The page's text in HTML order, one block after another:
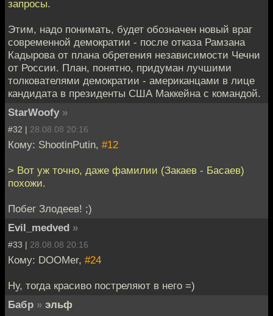
запросы.
Этим, надо понимать, будет обозначен новый враг
современной демократии - после отказа Рамзана
Кадырова от плана обретения независимости Чечни
от России. План, понятно, придуман лучшими
толкователями демократии - американцами в лице
кандидата в президенты США Маккейна с командой.
StarWoofy »
#32 | 28.08.08 20:16
Кому: ShootinPutin, #12
> Вот уж точно, даже фамилии (Закаев - Басаев)
похожи.
Побег Злодеев! ;)
Evil_medved »
#33 | 28.08.08 20:16
Кому: DOOMer, #24
Ну, тогда красиво постреляют в него =)
Бабр » эльф